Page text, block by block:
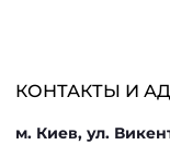
КОНТАКТЫ И
м. Киев, ул.